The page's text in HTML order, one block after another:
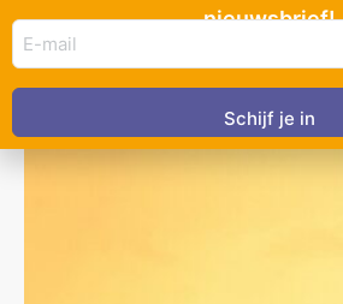
nieuwsbrief!
E-
mail
adres